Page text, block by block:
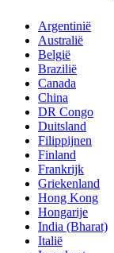
Argentinië
Australië
België
Brazilië
Canada
China
DR Congo
Duitsland
Filippijnen
Finland
Frankrijk
Griekenland
Hong Kong
Hongarije
India (Bharat)
Italië